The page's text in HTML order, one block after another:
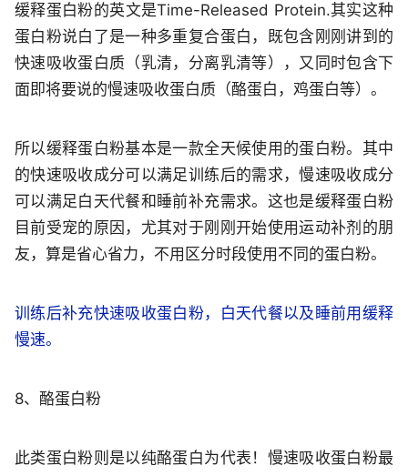
缓释蛋白粉的英文是Time-Released Protein.其实这种
蛋白粉说白了是一种多重复合蛋白，既包含刚刚讲到的
快速吸收蛋白质（乳清，分离乳清等），又同时包含下
面即将要说的慢速吸收蛋白质（酪蛋白，鸡蛋白等）。
所以缓释蛋白粉基本是一款全天候使用的蛋白粉。其中
的快速吸收成分可以满足训练后的需求，慢速吸收成分
可以满足白天代餐和睡前补充需求。这也是缓释蛋白粉
目前受宠的原因，尤其对于刚刚开始使用运动补剂的朋
友，算是省心省力，不用区分时段使用不同的蛋白粉。
训练后补充快速吸收蛋白粉，白天代餐以及睡前用缓释
慢速。
8、酪蛋白粉
此类蛋白粉则是以纯酪蛋白为代表！慢速吸收蛋白粉最